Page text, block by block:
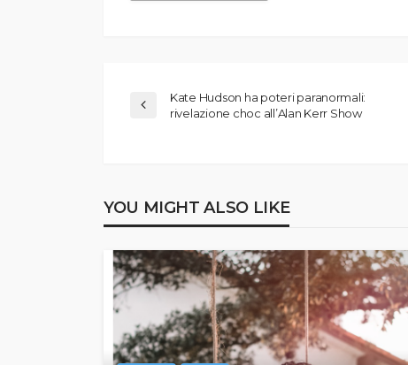
Kate Hudson ha poteri paranormali:
rivelazione choc all’Alan Kerr Show
YOU MIGHT ALSO LIKE